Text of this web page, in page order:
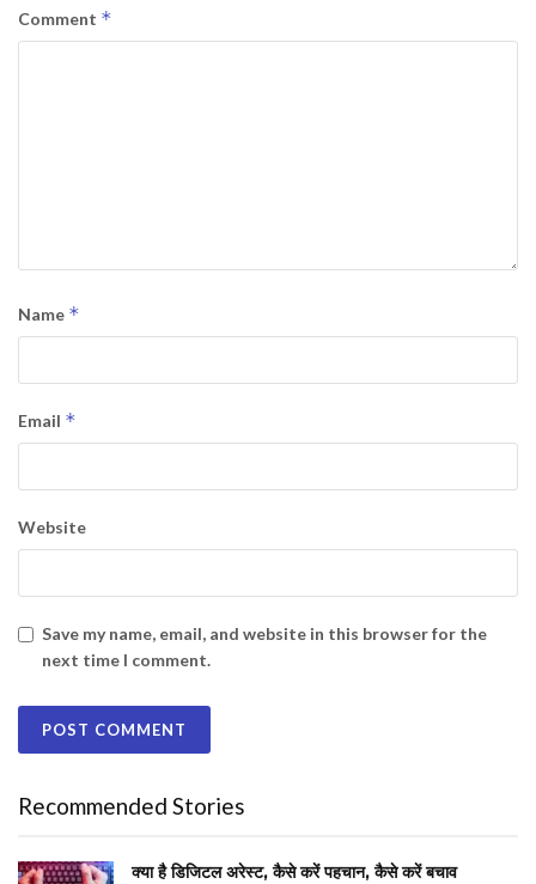
Comment *
Name *
Email *
Website
Save my name, email, and website in this browser for the
next time I comment.
Recommended Stories
क्या है डिजिटल अरेस्ट, कैसे करें पहचान, कैसे करें बचाव